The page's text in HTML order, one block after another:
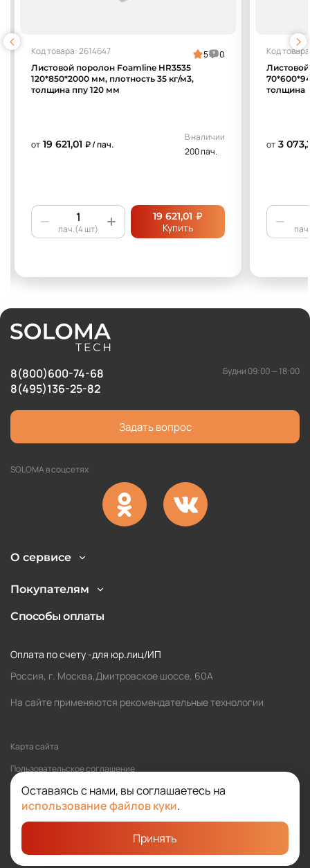
Код товара: 2614647 5 0
Листовой поролон Foamline HR3535
120*850*2000 мм, плотность 35 кг/м3,
толщина ппу 120 мм
от 19 621,01 ₽ / пач.
В наличии
200 пач.
пач.(4 шт)
19 621,01 ₽
Купить
Код
толщина
от 3
Оставаясь с нами, вы соглашаетесь на
использование файлов куки.
Принять
8(800)600-74-68
8(495)136-25-82
Будни 09:00 — 18:00
Задать вопрос
SOLOMA в соцсетях
О сервисе
Покупателям
Способы оплаты
Оплата по счету -для юр.лиц/ИП
Россия, г. Москва,Дмитровское шоссе, 60А
На сайте применяются рекомендательные технологии
Карта сайта
Политика обработки персональных данных
Пользовательское соглашение